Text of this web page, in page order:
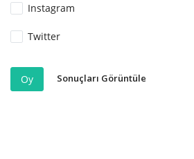
Instagram
Twitter
Oy Sonuçları Görüntüle